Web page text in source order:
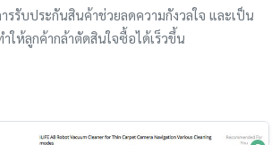
รรับประกันสินค้าช่วยลดความกังวลใจ และเป็น
ให้ลูกค้ากล้าตัดสินใจซื้อได้เร็วขึ้น